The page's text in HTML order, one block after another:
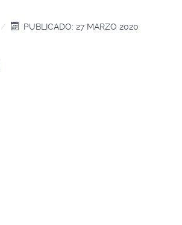
PUBLICADO: 27 MARZO 2020